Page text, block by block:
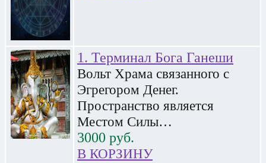
1. Терминал Бога Ганеши
Вольт Храма связанного с
Эгрегором Денег.
Пространство является
Местом Силы…
3000 руб.
В КОРЗИНУ